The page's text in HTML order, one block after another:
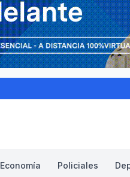
Economía Policiales